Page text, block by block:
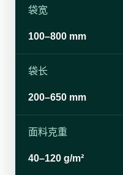
袋宽
100–800 mm
袋长
200–650 mm
面料克重
40–120 g/m²